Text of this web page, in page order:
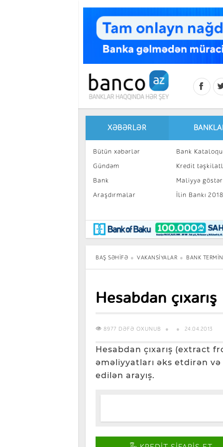
XƏBƏRLƏR
Bütün xəbərlər
Gündəm
Bank
Araşdırmalar
Maraqlı
BancoTV
Müsahibə
Bank Kataloqu
Kredit
Maliyyə
İlin Bankı 2018
BAŞ SƏHIFƏ VAKANSIYALAR BANK
Hesabdan çıxarış
8977 DƏFƏ OXUNUB 24.04.2013
Hesabdan çıxarış (extract
əməliyyatları əks etdirən
edilən arayış.